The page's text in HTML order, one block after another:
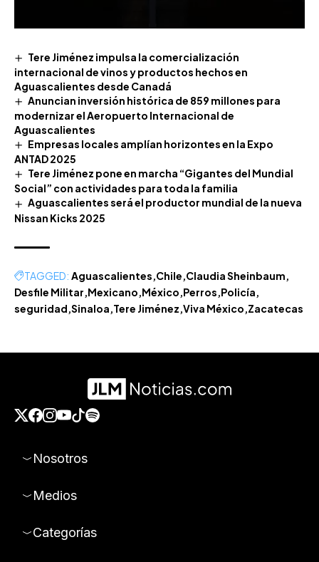
Tere Jiménez impulsa la comercialización
internacional de vinos y productos hechos en
Aguascalientes desde Canadá
Anuncian inversión histórica de 859 millones para
modernizar el Aeropuerto Internacional de
Aguascalientes
Empresas locales amplían horizontes en la Expo
ANTAD 2025
Tere Jiménez pone en marcha “Gigantes del Mundial
Social” con actividades para toda la familia
Aguascalientes será el productor mundial de la nueva
Nissan Kicks 2025
TAGGED: Aguascalientes Chile Claudia Sheinbaum
Desfile Militar Mexicano México Perros Policía
seguridad Sinaloa Tere Jiménez Viva México Zacatecas
Nosotros
Medios
Categorías